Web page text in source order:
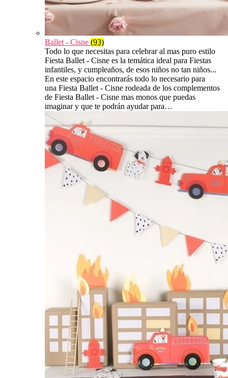
Ballet - Cisne (93)
Todo lo que necesitas para celebrar al mas puro estilo
Fiesta Ballet - Cisne es la temática ideal para Fiestas
infantiles, y cumpleaños, de esos niños no tan niños...
En este espacio encontrarás todo lo necesario para
una Fiesta Ballet - Cisne rodeada de los complementos
de Fiesta Ballet - Cisne mas monos que puedas
imaginar y que te podrán ayudar para…